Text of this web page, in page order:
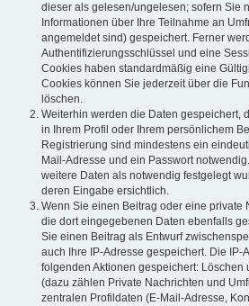
dieser als gelesen/ungelesen; sofern Sie
Informationen über Ihre Teilnahme an
angemeldet sind) gespeichert. Ferner
Authentifizierungsschlüssel und eine
Cookies haben standardmäßig eine
Cookies können Sie jederzeit über die
löschen.
Weiterhin werden die Daten gespeichert,
in Ihrem Profil oder Ihrem persönlichem
Registrierung sind mindestens ein
Mail-Adresse und ein Passwort
weitere Daten als notwendig festgelegt
deren Eingabe ersichtlich.
Wenn Sie einen Beitrag oder eine private
die dort eingegebenen Daten ebenfalls
Sie einen Beitrag als Entwurf
auch Ihre IP-Adresse gespeichert. Die IP-
folgenden Aktionen gespeichert: Löschen
(dazu zählen Private Nachrichten und
zentralen Profildaten (E-Mail-Adresse,